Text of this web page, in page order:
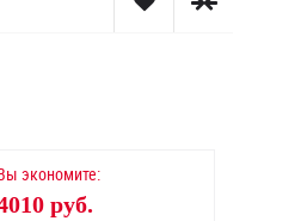
экономите:
руб.